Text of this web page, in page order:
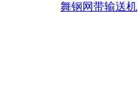
舞钢网带输送机